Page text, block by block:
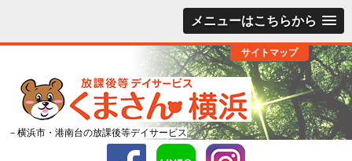
メニューはこちらから
サイトマップ
－横浜市・港南台の放課後等デイサービス